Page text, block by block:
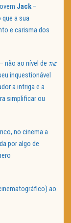
Jack–
a sua
e carisma dos
– não ao nível de THE
inquestionável
a intriga e a
simplificar ou
no cinema a
por algo de
ao